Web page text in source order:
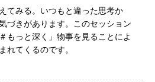
てみる。いつもと違った思考か
づきがあります。このセッション
もっと深く」物事を見ることによ
れてくるのです。